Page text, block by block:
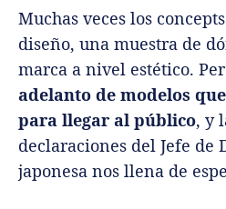
Muchas veces los
diseño, una muestra de
marca a nivel estético.
adelanto de modelos
para llegar al público, y
declaraciones del Jefe de
japonesa nos llena de